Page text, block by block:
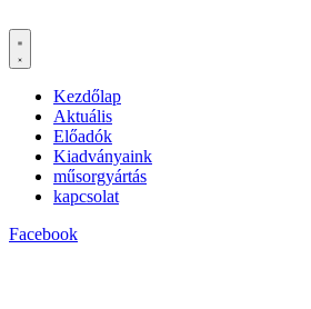
Kezdőlap
Aktuális
Előadók
Kiadványaink
műsorgyártás
kapcsolat
Facebook